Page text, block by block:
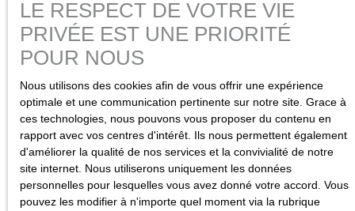
propriétaire ? Nous réalisons cette évaluation pour vous,
dans les règles de l'art, avec dossier complet.
Bénéficiez d'unprix de référence
Adresse de votre bien
Estimer mon bien
LE RESPECT DE VOTRE VIE
PRIVÉE EST UNE PRIORITÉ
POUR NOUS
Nous utilisons des cookies afin de vous offrir une expérience
optimale et une communication pertinente sur notre site. Grace à
ces technologies, nous pouvons vous proposer du contenu en
rapport avec vos centres d'intérêt. Ils nous permettent également
d'améliorer la qualité de nos services et la convivialité de notre
site internet. Nous utiliserons uniquement les données
personnelles pour lesquelles vous avez donné votre accord. Vous
pouvez les modifier à n'importe quel moment via la rubrique